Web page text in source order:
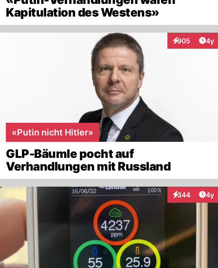
Kapitulation des Westens»
905
Interaktionen
4y
«Putin nicht Hitler»
GLP-Bäumle pocht auf
Verhandlungen mit Russland
344
Interaktionen
4y